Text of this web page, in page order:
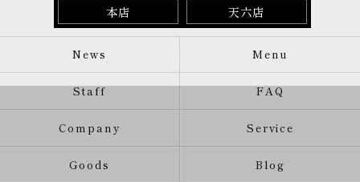
本店 天六店
News Menu
Staff FAQ
Company Service
Goods Blog